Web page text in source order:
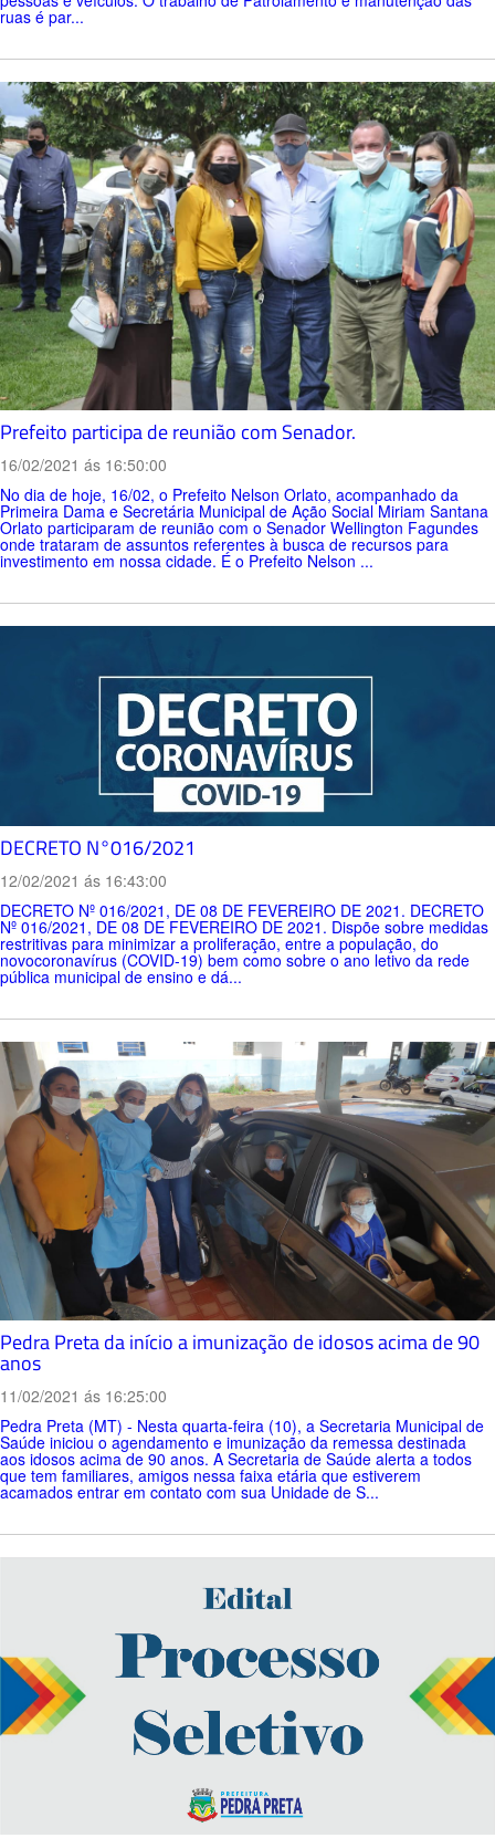
ruas é par...
Prefeito participa de reunião com Senador.
16/02/2021 ás 16:50:00
No dia de hoje, 16/02, o Prefeito Nelson Orlato, acompanhado da
Primeira Dama e Secretária Municipal de Ação Social Miriam Santana
Orlato participaram de reunião com o Senador Wellington Fagundes
onde trataram de assuntos referentes à busca de recursos para
investimento em nossa cidade. É o Prefeito Nelson ...
DECRETO N°016/2021
12/02/2021 ás 16:43:00
DECRETO Nº 016/2021, DE 08 DE FEVEREIRO DE 2021. DECRETO
Nº 016/2021, DE 08 DE FEVEREIRO DE 2021. Dispõe sobre medidas
restritivas para minimizar a proliferação, entre a população, do
novocoronavírus (COVID-19) bem como sobre o ano letivo da rede
pública municipal de ensino e dá...
Pedra Preta da início a imunização de idosos acima de 90
anos
11/02/2021 ás 16:25:00
Pedra Preta (MT) - Nesta quarta-feira (10), a Secretaria Municipal de
Saúde iniciou o agendamento e imunização da remessa destinada
aos idosos acima de 90 anos. A Secretaria de Saúde alerta a todos
que tem familiares, amigos nessa faixa etária que estiverem
acamados entrar em contato com sua Unidade de S...